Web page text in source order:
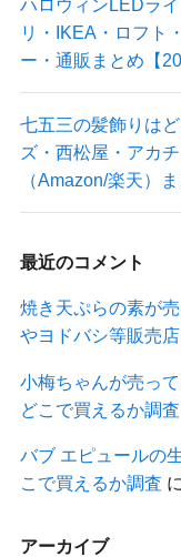
ハロウィンLEDラ
リ・IKEA・ロフト
ー・通販まとめ【
七五三の髪飾りは
ズ・西松屋・アカ
（Amazon/楽天）
最近のコメント
焼き天ぷらの素が
やヨドバシ等販売
小梅ちゃんが売っ
どこで買えるか調査
バブ エピュールの
こで買えるか調査 に
アーカイブ